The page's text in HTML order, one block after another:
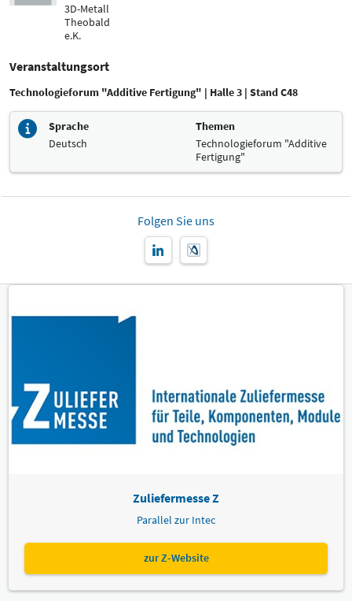
3D-Metall
Theobald
e.K.
Veranstaltungsort
Technologieforum "Additive Fertigung" | Halle 3 | Stand C48
Sprache
Deutsch
Themen
Technologieforum "Additive
Fertigung"
Folgen Sie uns
Zuliefermesse Z
Parallel zur Intec
zur Z-Website